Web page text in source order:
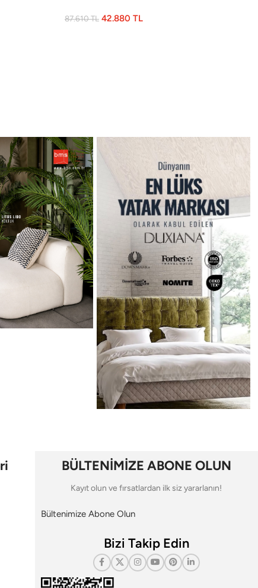
87.610TL 42.880 TL
BÜLTENİMİZE ABONE OLUN
Kayıt olun ve fırsatlardan ilk siz yararlanın!
Bültenimize Abone Olun
Bizi Takip Edin